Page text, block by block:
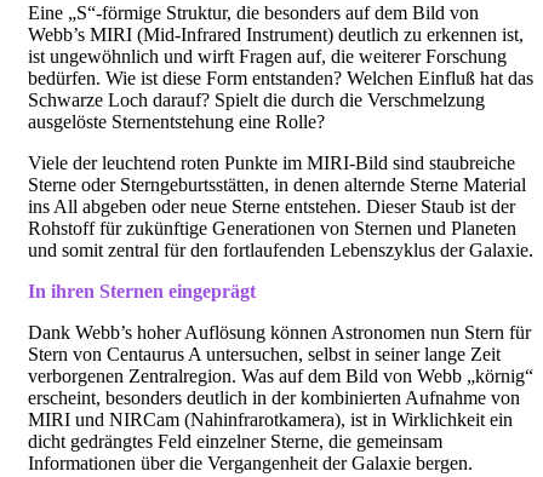
Eine „S“-förmige Struktur, die besonders auf dem Bild von
Webb’s MIRI (Mid-Infrared Instrument) deutlich zu erkennen ist,
ist ungewöhnlich und wirft Fragen auf, die weiterer Forschung
bedürfen. Wie ist diese Form entstanden? Welchen Einfluß hat das
Schwarze Loch darauf? Spielt die durch die Verschmelzung
ausgelöste Sternentstehung eine Rolle?
Viele der leuchtend roten Punkte im MIRI-Bild sind staubreiche
Sterne oder Sterngeburtsstätten, in denen alternde Sterne Material
ins All abgeben oder neue Sterne entstehen. Dieser Staub ist der
Rohstoff für zukünftige Generationen von Sternen und Planeten
und somit zentral für den fortlaufenden Lebenszyklus der Galaxie.
In ihren Sternen eingeprägt
Dank Webb’s hoher Auflösung können Astronomen nun Stern für
Stern von Centaurus A untersuchen, selbst in seiner lange Zeit
verborgenen Zentralregion. Was auf dem Bild von Webb „körnig“
erscheint, besonders deutlich in der kombinierten Aufnahme von
MIRI und NIRCam (Nahinfrarotkamera), ist in Wirklichkeit ein
dicht gedrängtes Feld einzelner Sterne, die gemeinsam
Informationen über die Vergangenheit der Galaxie bergen.